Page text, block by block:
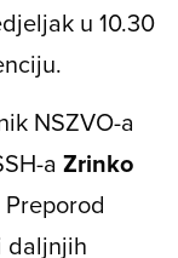
u 10.30
NSZVO-a
a Zrinko
daljnjih